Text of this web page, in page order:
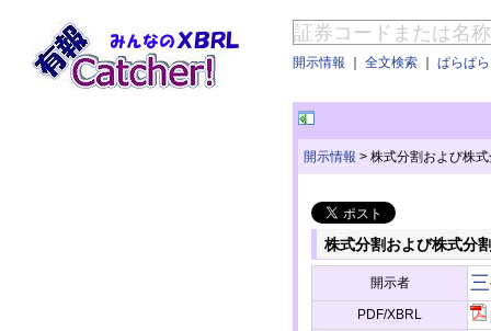
開示情報 ｜ 全文検索 ｜ ぱらぱ
開示情報 > 株式分割および株
株式分割および株式分
開示者
PDF/XBRL